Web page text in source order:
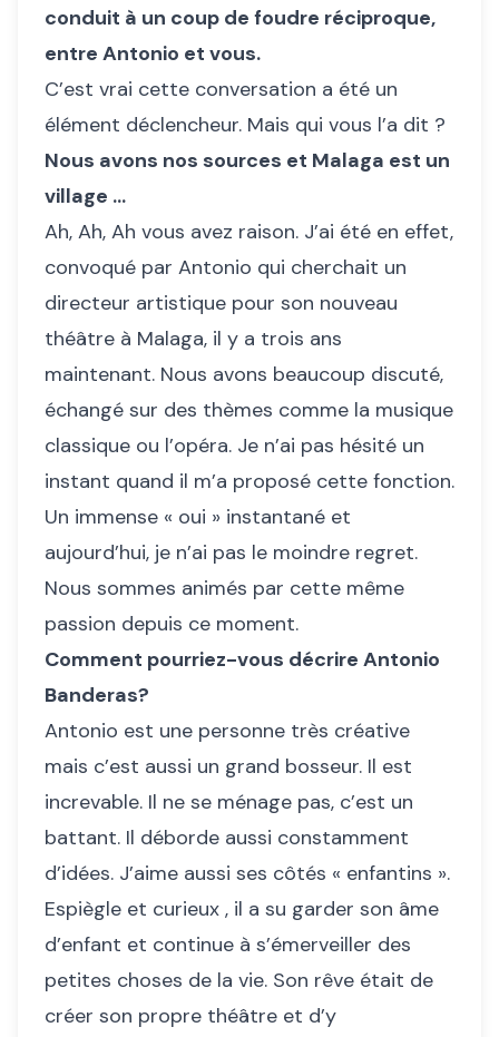
conduit à un coup de foudre réciproque,
entre Antonio et vous.
C’est vrai cette conversation a été un
élément déclencheur. Mais qui vous l’a dit ?
Nous avons nos sources et Malaga est un
village …
Ah, Ah, Ah vous avez raison. J’ai été en effet,
convoqué par Antonio qui cherchait un
directeur artistique pour son nouveau
théâtre à Malaga, il y a trois ans
maintenant. Nous avons beaucoup discuté,
échangé sur des thèmes comme la musique
classique ou l’opéra. Je n’ai pas hésité un
instant quand il m’a proposé cette fonction.
Un immense « oui » instantané et
aujourd’hui, je n’ai pas le moindre regret.
Nous sommes animés par cette même
passion depuis ce moment.
Comment pourriez-vous décrire Antonio
Banderas?
Antonio est une personne très créative
mais c’est aussi un grand bosseur. Il est
increvable. Il ne se ménage pas, c’est un
battant. Il déborde aussi constamment
d’idées. J’aime aussi ses côtés « enfantins ».
Espiègle et curieux , il a su garder son âme
d’enfant et continue à s’émerveiller des
petites choses de la vie. Son rêve était de
créer son propre théâtre et d’y